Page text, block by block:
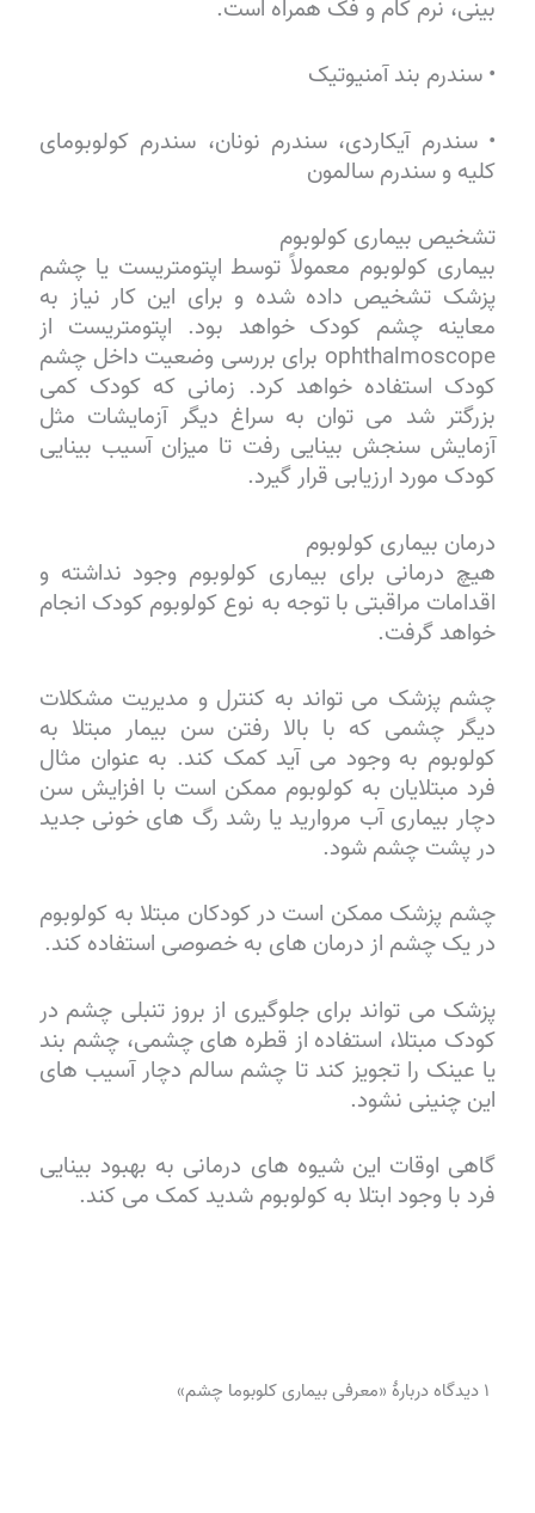
بینی، نرم کام و فک همراه است.
• سندرم بند آمنیوتیک
• سندرم آیکاردی، سندرم نونان، سندرم کولوبومای
کلیه و سندرم سالمون
تشخیص بیماری کولوبوم
بیماری کولوبوم معمولاً توسط اپتومتریست یا چشم
پزشک تشخیص داده شده و برای این کار نیاز به
معاینه چشم کودک خواهد بود. اپتومتریست از
ophthalmoscope برای بررسی وضعیت داخل چشم
کودک استفاده خواهد کرد. زمانی که کودک کمی
بزرگتر شد می توان به سراغ دیگر آزمایشات مثل
آزمایش سنجش بینایی رفت تا میزان آسیب بینایی
کودک مورد ارزیابی قرار گیرد.
درمان بیماری کولوبوم
هیچ درمانی برای بیماری کولوبوم وجود نداشته و
اقدامات مراقبتی با توجه به نوع کولوبوم کودک انجام
خواهد گرفت.
چشم پزشک می تواند به کنترل و مدیریت مشکلات
دیگر چشمی که با بالا رفتن سن بیمار مبتلا به
کولوبوم به وجود می آید کمک کند. به عنوان مثال
فرد مبتلایان به کولوبوم ممکن است با افزایش سن
دچار بیماری آب مروارید یا رشد رگ های خونی جدید
در پشت چشم شود.
چشم پزشک ممکن است در کودکان مبتلا به کولوبوم
در یک چشم از درمان های به خصوصی استفاده کند.
پزشک می تواند برای جلوگیری از بروز تنبلی چشم در
کودک مبتلا، استفاده از قطره های چشمی، چشم بند
یا عینک را تجویز کند تا چشم سالم دچار آسیب های
این چنینی نشود.
گاهی اوقات این شیوه های درمانی به بهبود بینایی
فرد با وجود ابتلا به کولوبوم شدید کمک می کند.
۱ دیدگاه دربارهٔ «معرفی بیماری کلوبوما چشم»